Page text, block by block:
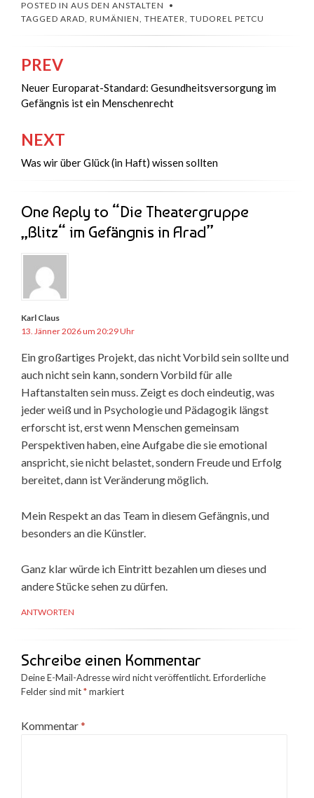
POSTED IN AUS DEN ANSTALTEN
TAGGED ARAD RUMÄNIEN THEATER TUDOREL PETCU
Beitragsnavigation
PREV
Neuer Europarat-Standard: Gesundheitsversorgung im
Gefängnis ist ein Menschenrecht
NEXT
Was wir über Glück (in Haft) wissen sollten
One Reply to “Die Theatergruppe
„Blitz“ im Gefängnis in Arad”
Karl Claus
13. Jänner 2026 um 20:29 Uhr
Ein großartiges Projekt, das nicht Vorbild sein sollte und
auch nicht sein kann, sondern Vorbild für alle
Haftanstalten sein muss. Zeigt es doch eindeutig, was
jeder weiß und in Psychologie und Pädagogik längst
erforscht ist, erst wenn Menschen gemeinsam
Perspektiven haben, eine Aufgabe die sie emotional
anspricht, sie nicht belastet, sondern Freude und Erfolg
bereitet, dann ist Veränderung möglich.
Mein Respekt an das Team in diesem Gefängnis, und
besonders an die Künstler.
Ganz klar würde ich Eintritt bezahlen um dieses und
andere Stücke sehen zu dürfen.
ANTWORTEN
Schreibe einen Kommentar
Deine E-Mail-Adresse wird nicht veröffentlicht. Erforderliche
Felder sind mit*markiert
Kommentar*